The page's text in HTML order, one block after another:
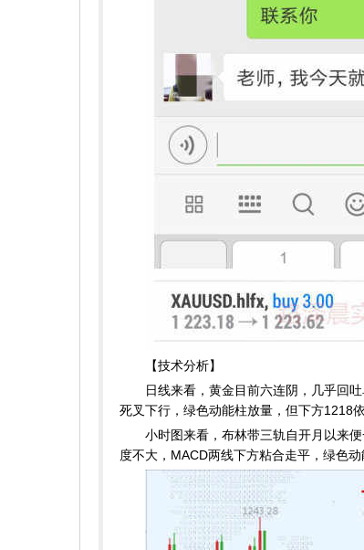
【技术分析】
日线来看，黄金目前六连阴，几乎回吐
死叉下行，绿色动能柱放量，但下方1218
小时图来看，布林带三轨自开月以来便
度不大，MACD两线下方粘合走平，绿色